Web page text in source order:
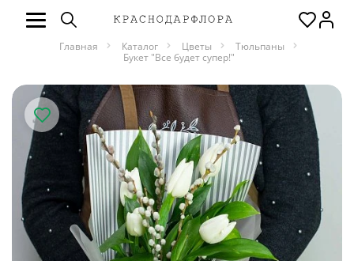
Главная Каталог Цветы
Тюльпаны
Букет "Все будет супер!"